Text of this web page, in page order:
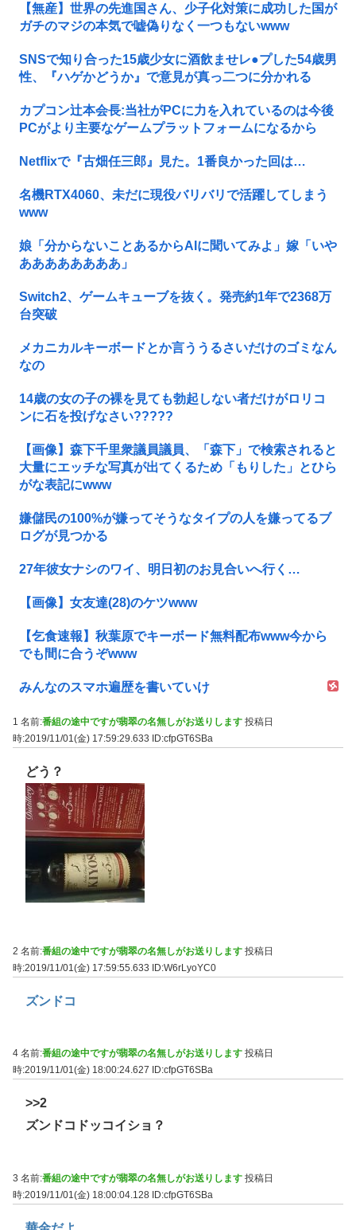
【無産】世界の先進国さん、少子化対策に成功した国が
ガチのマジの本気で嘘偽りなく一つもないwww
SNSで知り合った15歳少女に酒飲ませレ●プした54歳男
性、『ハゲかどうか』で意見が真っ二つに分かれる
カプコン辻本会長:当社がPCに力を入れているのは今後
PCがより主要なゲームプラットフォームになるから
Netflixで『古畑任三郎』見た。1番良かった回は…
名機RTX4060、未だに現役バリバリで活躍してしまう
www
娘「分からないことあるからAIに聞いてみよ」嫁「いや
ああああああああ」
Switch2、ゲームキューブを抜く。発売約1年で2368万
台突破
メカニカルキーボードとか言ううるさいだけのゴミなん
なの
14歳の女の子の裸を見ても勃起しない者だけがロリコ
ンに石を投げなさい?????
【画像】森下千里衆議員議員、「森下」で検索されると
大量にエッチな写真が出てくるため「もりした」とひら
がな表記にwww
嫌儲民の100%が嫌ってそうなタイプの人を嫌ってるブ
ログが見つかる
27年彼女ナシのワイ、明日初のお見合いへ行く…
【画像】女友達(28)のケツwww
【乞食速報】秋葉原でキーボード無料配布www今から
でも間に合うぞwww
みんなのスマホ遍歴を書いていけ
1 名前:番組の途中ですが翡翠の名無しがお送りします 投稿日
時:2019/11/01(金) 17:59:29.633
ID:cfpGT6SBa
どう？
2 名前:番組の途中ですが翡翠の名無しがお送りします 投稿日
時:2019/11/01(金) 17:59:55.633 ID:W6rLyoYC0
ズンドコ
4 名前:番組の途中ですが翡翠の名無しがお送りします 投稿日
時:2019/11/01(金) 18:00:24.627
ID:cfpGT6SBa
>>2
ズンドコドッコイショ？
3 名前:番組の途中ですが翡翠の名無しがお送りします 投稿日
時:2019/11/01(金) 18:00:04.128 ID:cfpGT6SBa